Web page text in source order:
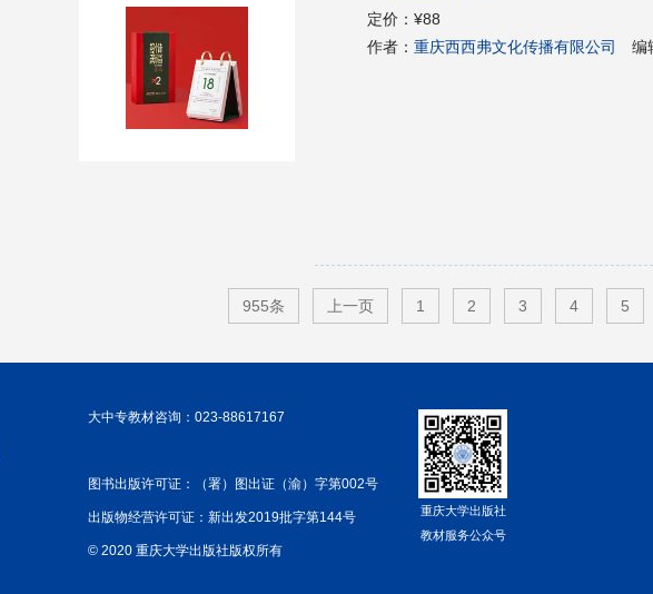
工程各支护形式设计 24.5其他问题及防治措施 25地基处理工程 25.1工程地质及环境条
计计算 25.3地基处理设计 25.4其他问题
定价：¥88
作者：重庆西西弗文化传播有限公司 编
955条 上一页 1 2 3 4 5
大中专教材咨询：023-88617167
图书出版许可证：（署）图出证（渝）字第002号
出版物经营许可证：新出发2019批字第144号
© 2020 重庆大学出版社版权所有
重庆大学出版社
教材服务公众号